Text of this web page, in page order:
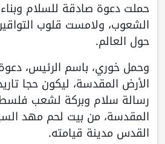
حملت دعوة صادقة للسلام
الشعوب، ولامست قلوب
حول العالم.
وحمل خوري، باسم الرئيس، دعوة
الأرض المقدسة، ليكون حجا
رسالة سلام وبركة لشعب
المقدسة، من بيت لحم مهد
القدس مدينة قيامته.